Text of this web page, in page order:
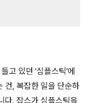
고 있던 '심플스틱'에
건, 복잡한 일을 단순하
다. 잡스가 심플스틱을